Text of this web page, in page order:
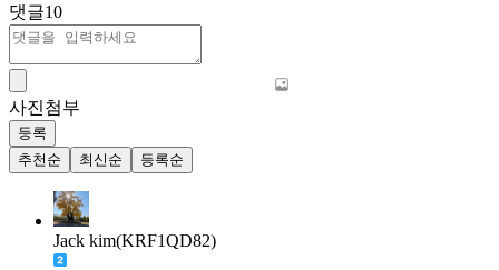
댓글10
사진첨부
등록
추천순
최신순 등록순
Jack kim(KRF1QD82)